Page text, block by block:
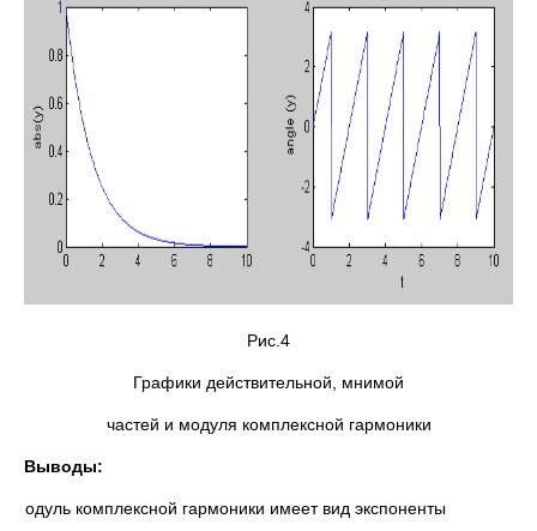
Рис.4
Графики действительной, мнимой
частей и модуля комплексной гармоники
Выводы:
Модуль комплексной гармоники имеет вид экспоненты